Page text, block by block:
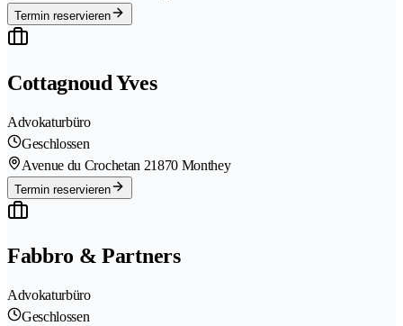
Termin reservieren
Cottagnoud Yves
Advokaturbüro
Geschlossen
Avenue du Crochetan 21870 Monthey
Termin reservieren
Fabbro & Partners
Advokaturbüro
Geschlossen